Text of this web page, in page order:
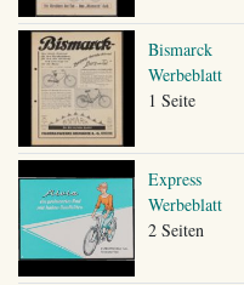
Bismarck
Werbeblatt
1 Seite
Express
Werbeblatt
2 Seiten